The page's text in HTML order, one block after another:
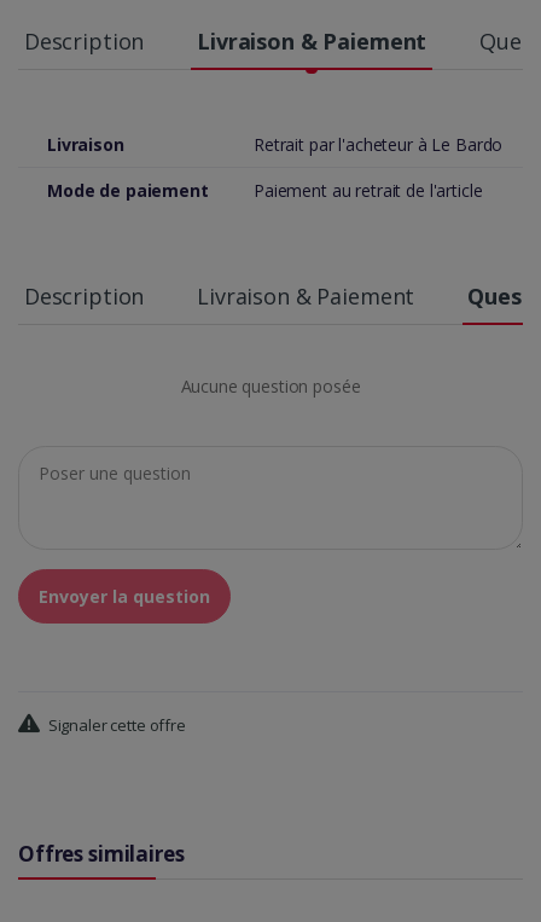
Description Livraison & Paiement
Livraison
Retrait par l'acheteur à Le Bardo
Mode de paiement
Paiement au retrait de l'article
Description Livraison & Paiement
Aucune question posée
Envoyer la question
Signaler cette offre
Offres similaires